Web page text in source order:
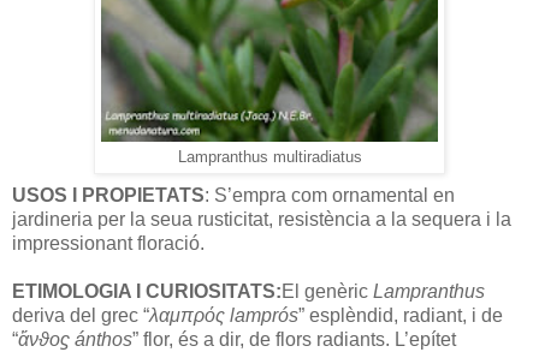
Lampranthus multiradiatus
USOS I PROPIETATS: S’empra com ornamental en
jardineria per la seua rusticitat, resistència a la sequera i la
impressionant floració.
ETIMOLOGIA I CURIOSITATS:El genèric Lampranthus
deriva del grec “λαμπρός lamprós” esplèndid, radiant, i de
“ἄνϑοϛ ánthos” flor, és a dir, de flors radiants. L’epítet